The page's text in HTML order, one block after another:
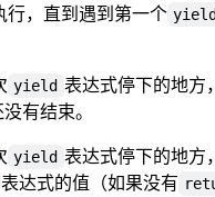
，直到遇到第一个 yield
yield 表达式停下的地方
有结束。
yield 表达式停下的地方
达式的值（如果没有